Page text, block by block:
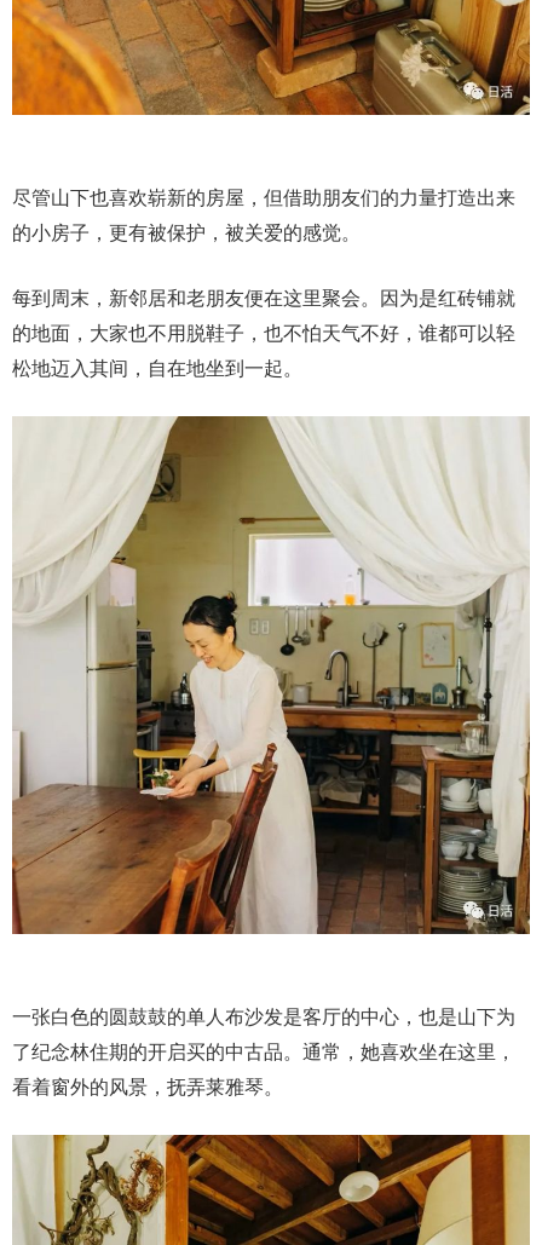
尽管山下也喜欢崭新的房屋，但借助朋友们的力量打造出来
的小房子，更有被保护，被关爱的感觉。
每到周末，新邻居和老朋友便在这里聚会。因为是红砖铺就
的地面，大家也不用脱鞋子，也不怕天气不好，谁都可以轻
松地迈入其间，自在地坐到一起。
一张白色的圆鼓鼓的单人布沙发是客厅的中心，也是山下为
了纪念林住期的开启买的中古品。通常，她喜欢坐在这里，
看着窗外的风景，抚弄莱雅琴。